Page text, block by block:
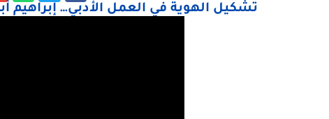
تشكيل الهوية في العمل الأدبي… إبراهيم